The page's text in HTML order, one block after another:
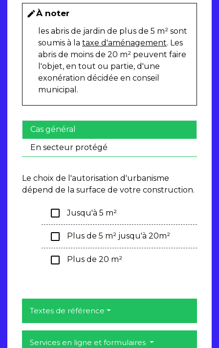
editÀ noter
les abris de jardin de plus de 5 m² sont
soumis à la taxe d'aménagement. Les
abris de moins de 20 m² peuvent faire
l'objet, en tout ou partie, d'une
exonération décidée en conseil
municipal.
Cas général
En secteur protégé
Le choix de l'autorisation d'urbanisme
dépend de la surface de votre construction.
check_box_outline_blank Jusqu'à 5 m²
check_box_outline_blank Plus de 5 m² jusqu'à 20m²
check_box_outline_blank Plus de 20 m²
Textes de référence
Services en ligne et formulaires